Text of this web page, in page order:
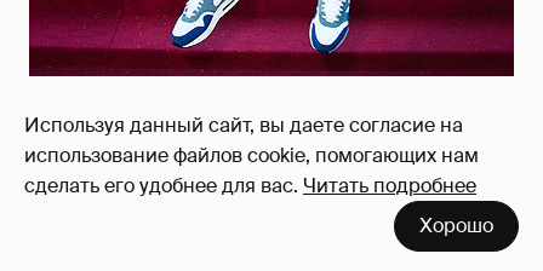
Используя данный сайт, вы даете согласие на
использование файлов cookie, помогающих нам
сделать его удобнее для вас. Читать подробнее
Хорошо
Артем Королев